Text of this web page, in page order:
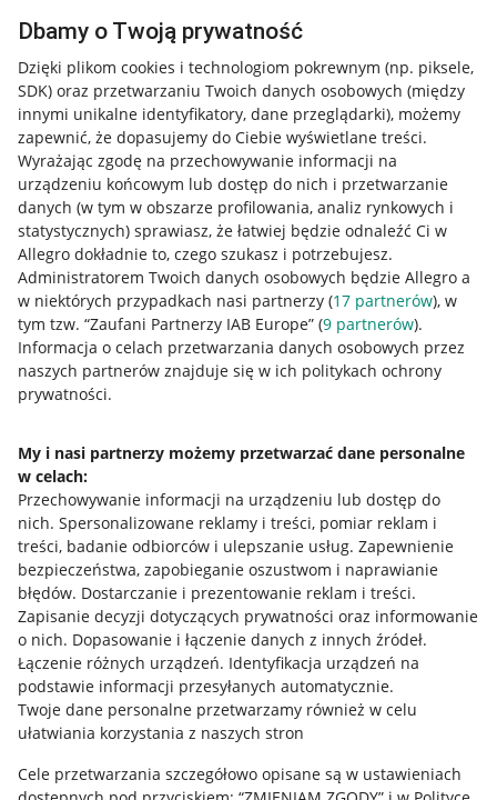
Dbamy o Twoją prywatność
Dzięki plikom cookies i technologiom pokrewnym (np. piksele,
SDK) oraz przetwarzaniu Twoich danych osobowych (między
innymi unikalne identyfikatory, dane przeglądarki), możemy
zapewnić, że dopasujemy do Ciebie wyświetlane treści.
Wyrażając zgodę na przechowywanie informacji na
urządzeniu końcowym lub dostęp do nich i przetwarzanie
danych (w tym w obszarze profilowania, analiz rynkowych i
statystycznych) sprawiasz, że łatwiej będzie odnaleźć Ci w
Allegro dokładnie to, czego szukasz i potrzebujesz.
Administratorem Twoich danych osobowych będzie Allegro a
w niektórych przypadkach nasi partnerzy (17 partnerów), w
tym tzw. “Zaufani Partnerzy IAB Europe” (9 partnerów).
Informacja o celach przetwarzania danych osobowych przez
naszych partnerów znajduje się w ich politykach ochrony
prywatności.
My i nasi partnerzy możemy przetwarzać dane personalne
w celach:
Przechowywanie informacji na urządzeniu lub dostęp do
nich. Spersonalizowane reklamy i treści, pomiar reklam i
treści, badanie odbiorców i ulepszanie usług. Zapewnienie
bezpieczeństwa, zapobieganie oszustwom i naprawianie
błędów. Dostarczanie i prezentowanie reklam i treści.
Zapisanie decyzji dotyczących prywatności oraz informowanie
o nich. Dopasowanie i łączenie danych z innych źródeł.
Łączenie różnych urządzeń. Identyfikacja urządzeń na
podstawie informacji przesyłanych automatycznie.
Twoje dane personalne przetwarzamy również w celu
ułatwiania korzystania z naszych stron
Cele przetwarzania szczegółowo opisane są w ustawieniach
Nawigacja
Przydatne informacje
Jak to działa
Allegro Gadane dla sprzedających
Allegro Gadane dla kupujących
Mapa miejscowości
Informacje prawne
Regulamin
Polityka plików "cookies"
Ustawienia plików "cookies"
Udostępnianie lokalizacji